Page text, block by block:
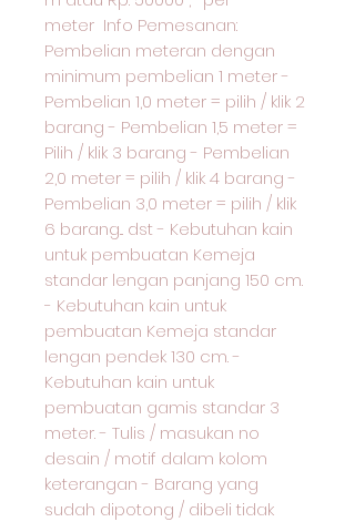
meter Info Pemesanan:
Pembelian meteran dengan
minimum pembelian 1 meter -
Pembelian 1,0 meter = pilih / klik 2
barang - Pembelian 1,5 meter =
Pilih / klik 3 barang - Pembelian
2,0 meter = pilih / klik 4 barang -
Pembelian 3,0 meter = pilih / klik
6 barang... dst - Kebutuhan kain
untuk pembuatan Kemeja
standar lengan panjang 150 cm.
- Kebutuhan kain untuk
pembuatan Kemeja standar
lengan pendek 130 cm. -
Kebutuhan kain untuk
pembuatan gamis standar 3
meter. - Tulis / masukan no
desain / motif dalam kolom
keterangan - Barang yang
sudah dipotong / dibeli tidak